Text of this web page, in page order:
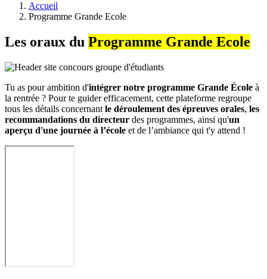
d'Ariane
Accueil
Programme Grande Ecole
Les oraux du Programme Grande Ecole
Tu as pour ambition d'intégrer notre programme Grande École à
la rentrée ? Pour te guider efficacement, cette plateforme regroupe
tous les détails concernant le déroulement des épreuves orales, les
recommandations du directeur des programmes, ainsi qu'un
aperçu d'une journée à l’école et de l’ambiance qui t'y attend !